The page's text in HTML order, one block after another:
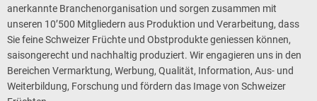
anerkannte Branchenorganisation und sorgen zusammen mit
unseren 10’500 Mitgliedern aus Produktion und Verarbeitung, dass
Sie feine Schweizer Früchte und Obstprodukte geniessen können,
saisongerecht und nachhaltig produziert. Wir engagieren uns in den
Bereichen Vermarktung, Werbung, Qualität, Information, Aus- und
Weiterbildung, Forschung und fördern das Image von Schweizer